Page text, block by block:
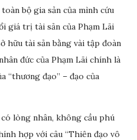
bộ gia sản của mình cứu
giá trị tài sản của Phạm Lãi
hữu tài sản bằng vài tập đoàn
đức của Phạm Lãi chính là
“thương đạo” – đạo của
lòng nhân, không cầu phú
hợp với câu “Thiên đạo vô